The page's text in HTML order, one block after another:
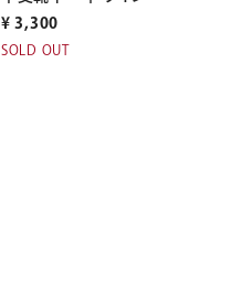
¥ 3,300
SOLD OUT